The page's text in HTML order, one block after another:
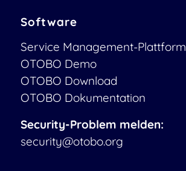
Software
Service Management-Plattform
OTOBO Demo
OTOBO Download
OTOBO Dokumentation
Security-Problem melden:
security@otobo.org